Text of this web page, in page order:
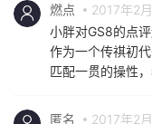
燃点
2017年2
小胖对GS8的点
作为一个传祺初
匹配一贯的操性
匿名
2017年2